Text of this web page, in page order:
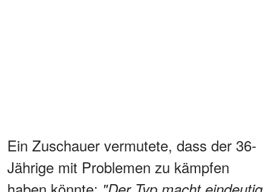
Ein Zuschauer vermutete, dass der 36-
Jährige mit Problemen zu kämpfen